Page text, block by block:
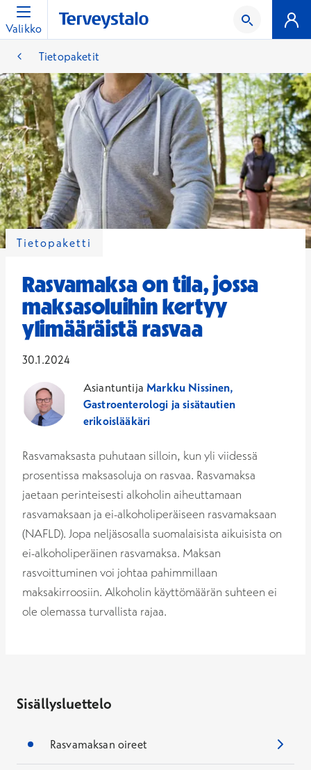
Valikko
Tietopaketit
Tietopaketti
Rasvamaksa on tila, jossa
maksasoluihin kertyy
ylimääräistä rasvaa
30.1.2024
Asiantuntija Markku Nissinen,
Gastroenterologi ja sisätautien
erikoislääkäri
Rasvamaksasta puhutaan silloin, kun yli viidessä
prosentissa maksasoluja on rasvaa. Rasvamaksa
jaetaan perinteisesti alkoholin aiheuttamaan
rasvamaksaan ja ei-alkoholiperäiseen rasvamaksaan
(NAFLD). Jopa neljäsosalla suomalaisista aikuisista on
ei-alkoholiperäinen rasvamaksa. Maksan
rasvoittuminen voi johtaa pahimmillaan
maksakirroosiin. Alkoholin käyttömäärän suhteen ei
ole olemassa turvallista rajaa.
Sisällysluettelo
Rasvamaksan oireet